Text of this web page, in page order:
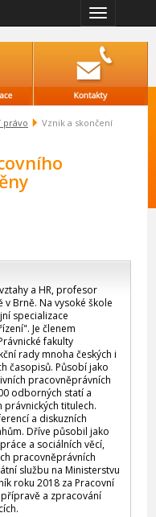
Přepnout
navigaci
právo
Vznik a skončení
a HR, profesor
Brně. Na vysoké škole
specializace
Je členem
fakulty
rady mnoha českých i
časopisů. Působí jako
pracovněprávních
odborných statí a
titulech.
a diskuzních
Dříve působil jako
a sociálních věcí,
pracovněprávních
službu na Ministerstvu
roku 2018 za Pracovní
a zpracování